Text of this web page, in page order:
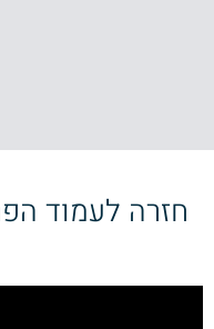
חזרה לעמוד